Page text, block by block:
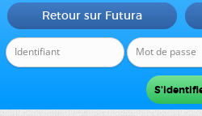
Retour sur Futura